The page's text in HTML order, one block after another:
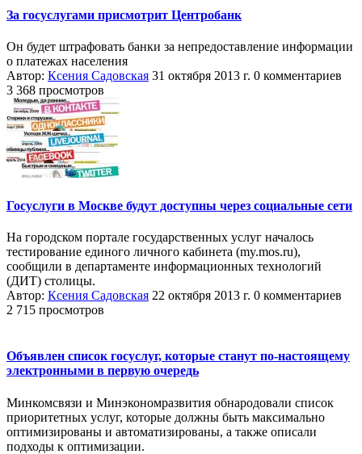
За госуслугами присмотрит Центробанк
Он будет штрафовать банки за непредоставление информации
о платежах населения
Автор: Ксения Садовская 31 октября 2013 г. 0 комментариев
3 368 просмотров
Госуслуги в Москве будут доступны через социальные сети
На городском портале государственных услуг началось
тестирование единого личного кабинета (my.mos.ru),
сообщили в департаменте информационных технологий
(ДИТ) столицы.
Автор: Ксения Садовская 22 октября 2013 г. 0 комментариев
2 715 просмотров
Объявлен список госуслуг, которые станут по-настоящему
электронными в первую очередь
Минкомсвязи и Минэкономразвития обнародовали список
приоритетных услуг, которые должны быть максимально
оптимизированы и автоматизированы, а также описали
подходы к оптимизации.